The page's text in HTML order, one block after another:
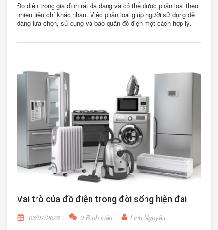
Đồ điện trong gia đình rất đa dạng và có thể được phân loại theo
nhiều tiêu chí khác nhau. Việc phân loại giúp người sử dụng dễ
dàng lựa chọn, sử dụng và bảo quản đồ điện một cách hợp lý.
Vai trò của đồ điện trong đời sống hiện đại
06/02/2026 0 Bình luận
Linh Nguyễn